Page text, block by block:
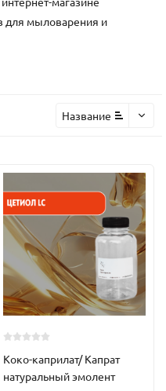
для мыловарения и
Название
Коко-каприлат/ Капрат
натуральный эмолент